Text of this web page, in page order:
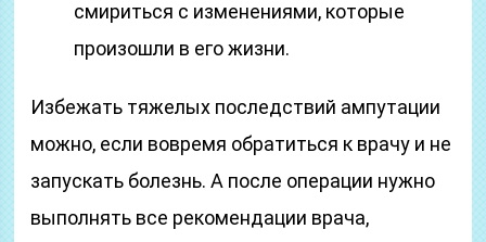
смириться с изменениями, которые
произошли в его жизни.
Избежать тяжелых последствий ампутации
можно, если вовремя обратиться к врачу и не
запускать болезнь. А после операции нужно
выполнять все рекомендации врача,